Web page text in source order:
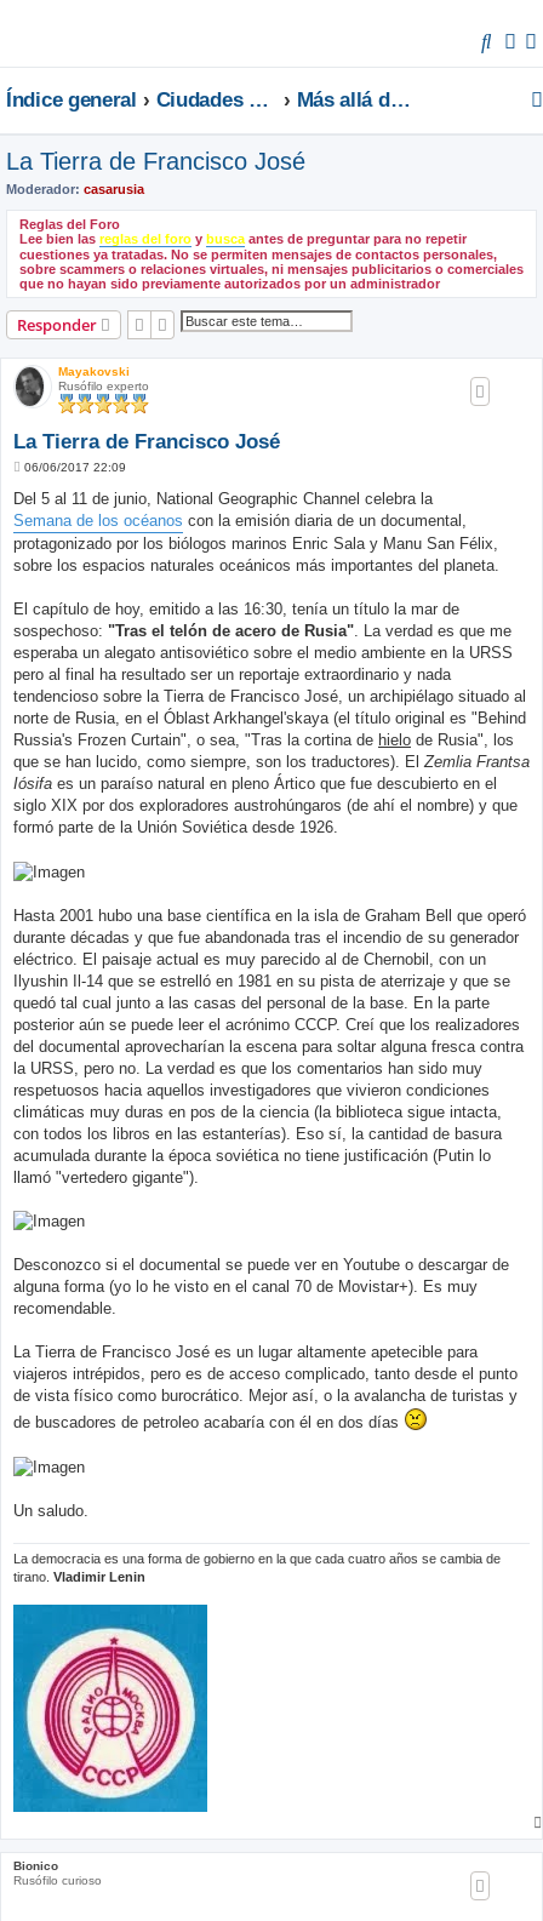
u
Índice general Ciudades y lugares Más allá de los Urales
La Tierra de Francisco José
Moderador: casarusia
Reglas del Foro
Lee bien las reglas del foro y busca antes de preguntar para no repetir
cuestiones ya tratadas. No se permiten mensajes de contactos personales,
sobre scammers o relaciones virtuales, ni mensajes publicitarios o comerciales
que no hayan sido previamente autorizados por un administrador
Responder BuscarBúsqueda avanzada
Mayakovski
Rusófilo experto
La Tierra de Francisco José
M
n
a
j
e
06/06/2017 22:09
Del 5 al 11 de junio, National Geographic Channel celebra la
Semana de los océanos con la emisión diaria de un documental,
protagonizado por los biólogos marinos Enric Sala y Manu San Félix,
sobre los espacios naturales oceánicos más importantes del planeta.
El capítulo de hoy, emitido a las 16:30, tenía un título la mar de
sospechoso: "Tras el telón de acero de Rusia". La verdad es que me
esperaba un alegato antisoviético sobre el medio ambiente en la URSS
pero al final ha resultado ser un reportaje extraordinario y nada
tendencioso sobre la Tierra de Francisco José, un archipiélago situado al
norte de Rusia, en el Óblast Arkhangel'skaya (el título original es "Behind
Russia's Frozen Curtain", o sea, "Tras la cortina de hielo de Rusia", los
que se han lucido, como siempre, son los traductores). ElZemlia Frantsa
Iósifa es un paraíso natural en pleno Ártico que fue descubierto en el
siglo XIX por dos exploradores austrohúngaros (de ahí el nombre) y que
formó parte de la Unión Soviética desde 1926.
Hasta 2001 hubo una base científica en la isla de Graham Bell que operó
durante décadas y que fue abandonada tras el incendio de su generador
eléctrico. El paisaje actual es muy parecido al de Chernobil, con un
Ilyushin Il-14 que se estrelló en 1981 en su pista de aterrizaje y que se
quedó tal cual junto a las casas del personal de la base. En la parte
posterior aún se puede leer el acrónimo CCCP. Creí que los realizadores
del documental aprovecharían la escena para soltar alguna fresca contra
la URSS, pero no. La verdad es que los comentarios han sido muy
respetuosos hacia aquellos investigadores que vivieron condiciones
climáticas muy duras en pos de la ciencia (la biblioteca sigue intacta,
con todos los libros en las estanterías). Eso sí, la cantidad de basura
acumulada durante la época soviética no tiene justificación (Putin lo
llamó "vertedero gigante").
Desconozco si el documental se puede ver en Youtube o descargar de
alguna forma (yo lo he visto en el canal 70 de Movistar+). Es muy
recomendable.
La Tierra de Francisco José es un lugar altamente apetecible para
viajeros intrépidos, pero es de acceso complicado, tanto desde el punto
de vista físico como burocrático. Mejor así, o la avalancha de turistas y
de buscadores de petroleo acabaría con él en dos días
Un saludo.
La democracia es una forma de gobierno en la que cada cuatro años se cambia de
tirano. Vladimir Lenin
Bionico
Rusófilo curioso